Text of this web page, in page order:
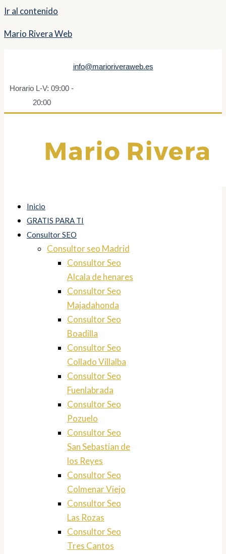
Ir al contenido
Mario Rivera Web
info@marioriveraweb.es
Horario L-V: 09:00 -
20:00
Inicio
GRATIS PARA TI
Consultor SEO
Consultor seo Madrid
Consultor Seo
Alcala de henares
Consultor Seo
Majadahonda
Consultor Seo
Boadilla
Consultor Seo
Collado Villalba
Consultor Seo
Fuenlabrada
Consultor Seo
Pozuelo
Consultor Seo
San Sebastian de
los Reyes
Consultor Seo
Colmenar Viejo
Consultor Seo
Las Rozas
Consultor Seo
Tres Cantos